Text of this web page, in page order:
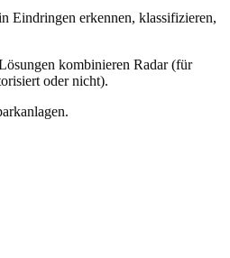
Eindringen erkennen, klassifizieren,
kombinieren Radar (für
oder nicht).